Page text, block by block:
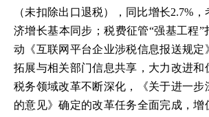
（未扣除出口退税），同比增长2.7%
济增长基本同步；税费征管“强基工程”
动《互联网平台企业涉税信息报送规定
拓展与相关部门信息共享，大力改进和
税务领域改革不断深化，《关于进一步
的意见》确定的改革任务全面完成，增